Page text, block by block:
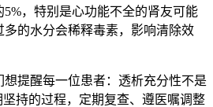
5%，特别是心功能不全的肾友可能
的水分会稀释毒素，影响清除效
提醒每一位患者：透析充分性不是
持的过程，定期复查、遵医嘱调整